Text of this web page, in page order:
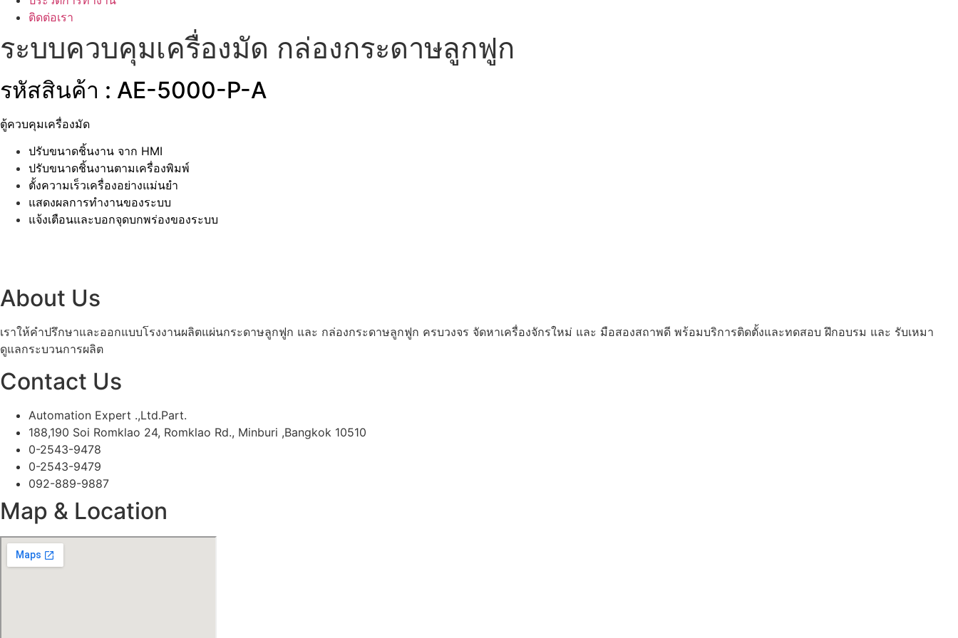
ติดต่อเรา
ระบบควบคุมเครื่องมัด กล่องกระดาษลูกฟูก
รหัสสินค้า : AE-5000-P-A
ตู้ควบคุมเครื่องมัด
ปรับขนาดชิ้นงาน จาก HMI
ปรับขนาดชิ้นงานตามเครื่องพิมพ์
ตั้งความเร็วเครื่องอย่างแม่นยำ
แสดงผลการทำงานของระบบ
แจ้งเตือนและบอกจุดบกพร่องของระบบ
About Us
เราให้คำปรึกษาและออกแบบโรงงานผลิตแผ่นกระดาษลูกฟูก และ กล่องกระดาษลูกฟูก ครบวงจร จัดหาเครื่องจักรใหม่ และ มือสองสถาพดี พร้อมบริการติดตั้งและทดสอบ ฝึกอบรม และ รับเหมา
ดูแลกระบวนการผลิต
Contact Us
Automation Expert .,Ltd.Part.
188,190 Soi Romklao 24, Romklao Rd., Minburi ,Bangkok 10510
0-2543-9478
0-2543-9479
092-889-9887
Map & Location